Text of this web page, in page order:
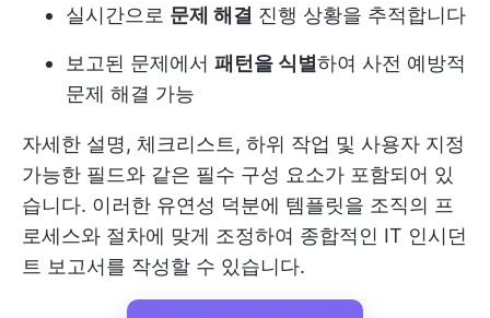
실시간으로 문제 해결 진행 상황을 추적합니다
보고된 문제에서 패턴을 식별하여 사전 예방적
문제 해결 가능
자세한 설명, 체크리스트, 하위 작업 및 사용자 지정
가능한 필드와 같은 필수 구성 요소가 포함되어 있
습니다. 이러한 유연성 덕분에 템플릿을 조직의 프
로세스와 절차에 맞게 조정하여 종합적인 IT 인시던
트 보고서를 작성할 수 있습니다.